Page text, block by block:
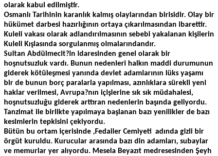
olarak kabul edilmiştir.
Osmanlı Tarihinin karanlık kalmış olaylarından birisidir. Olay bir
hükümet darbesi hazırlığının ortaya çıkarılmasından ibarettir.
Kuleli vakası olarak adlandırılmasının sebebi yakalanan kişilerin
Kuleli Kışlasında sorgulanmış olmalarındandır.
Sultan Abdülmecit?in idaresinden genel olarak bir
hoşnutsuzluk vardı. Bunun nedenleri halkın maddi durumunun
giderek kötüleşmesi yanında devlet adamlarının lüks yaşamı
bir de bunun borç paralarla yapılması, azınlıklara sürekli yeni
haklar verilmesi, Avrupa?nın içişlerine sık sık müdahalesi,
hoşnutsuzluğu giderek arttıran nedenlerin başında geliyordu.
Tanzimat ile birlikte yapılmaya başlanan bazı yenilikler de bazı
kesimlerin tepkisini çekiyordu.
Bütün bu ortam içerisinde ,Fedailer Cemiyeti adında gizli bir
örgüt kuruldu. Kurucular arasında bazı din adamları, subaylar
ve memurlar yer alıyordu. Mesela Beyazıt medresesinden Şeyh